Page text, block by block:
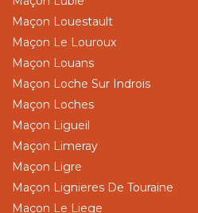
Maçon Louestault
Maçon Le Louroux
Maçon Louans
Maçon Loche Sur Indrois
Maçon Loches
Maçon Ligueil
Maçon Limeray
Maçon Ligre
Maçon Lignieres De Touraine
Maçon Le Liege